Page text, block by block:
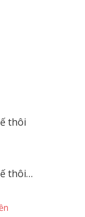
thôi
thôi…